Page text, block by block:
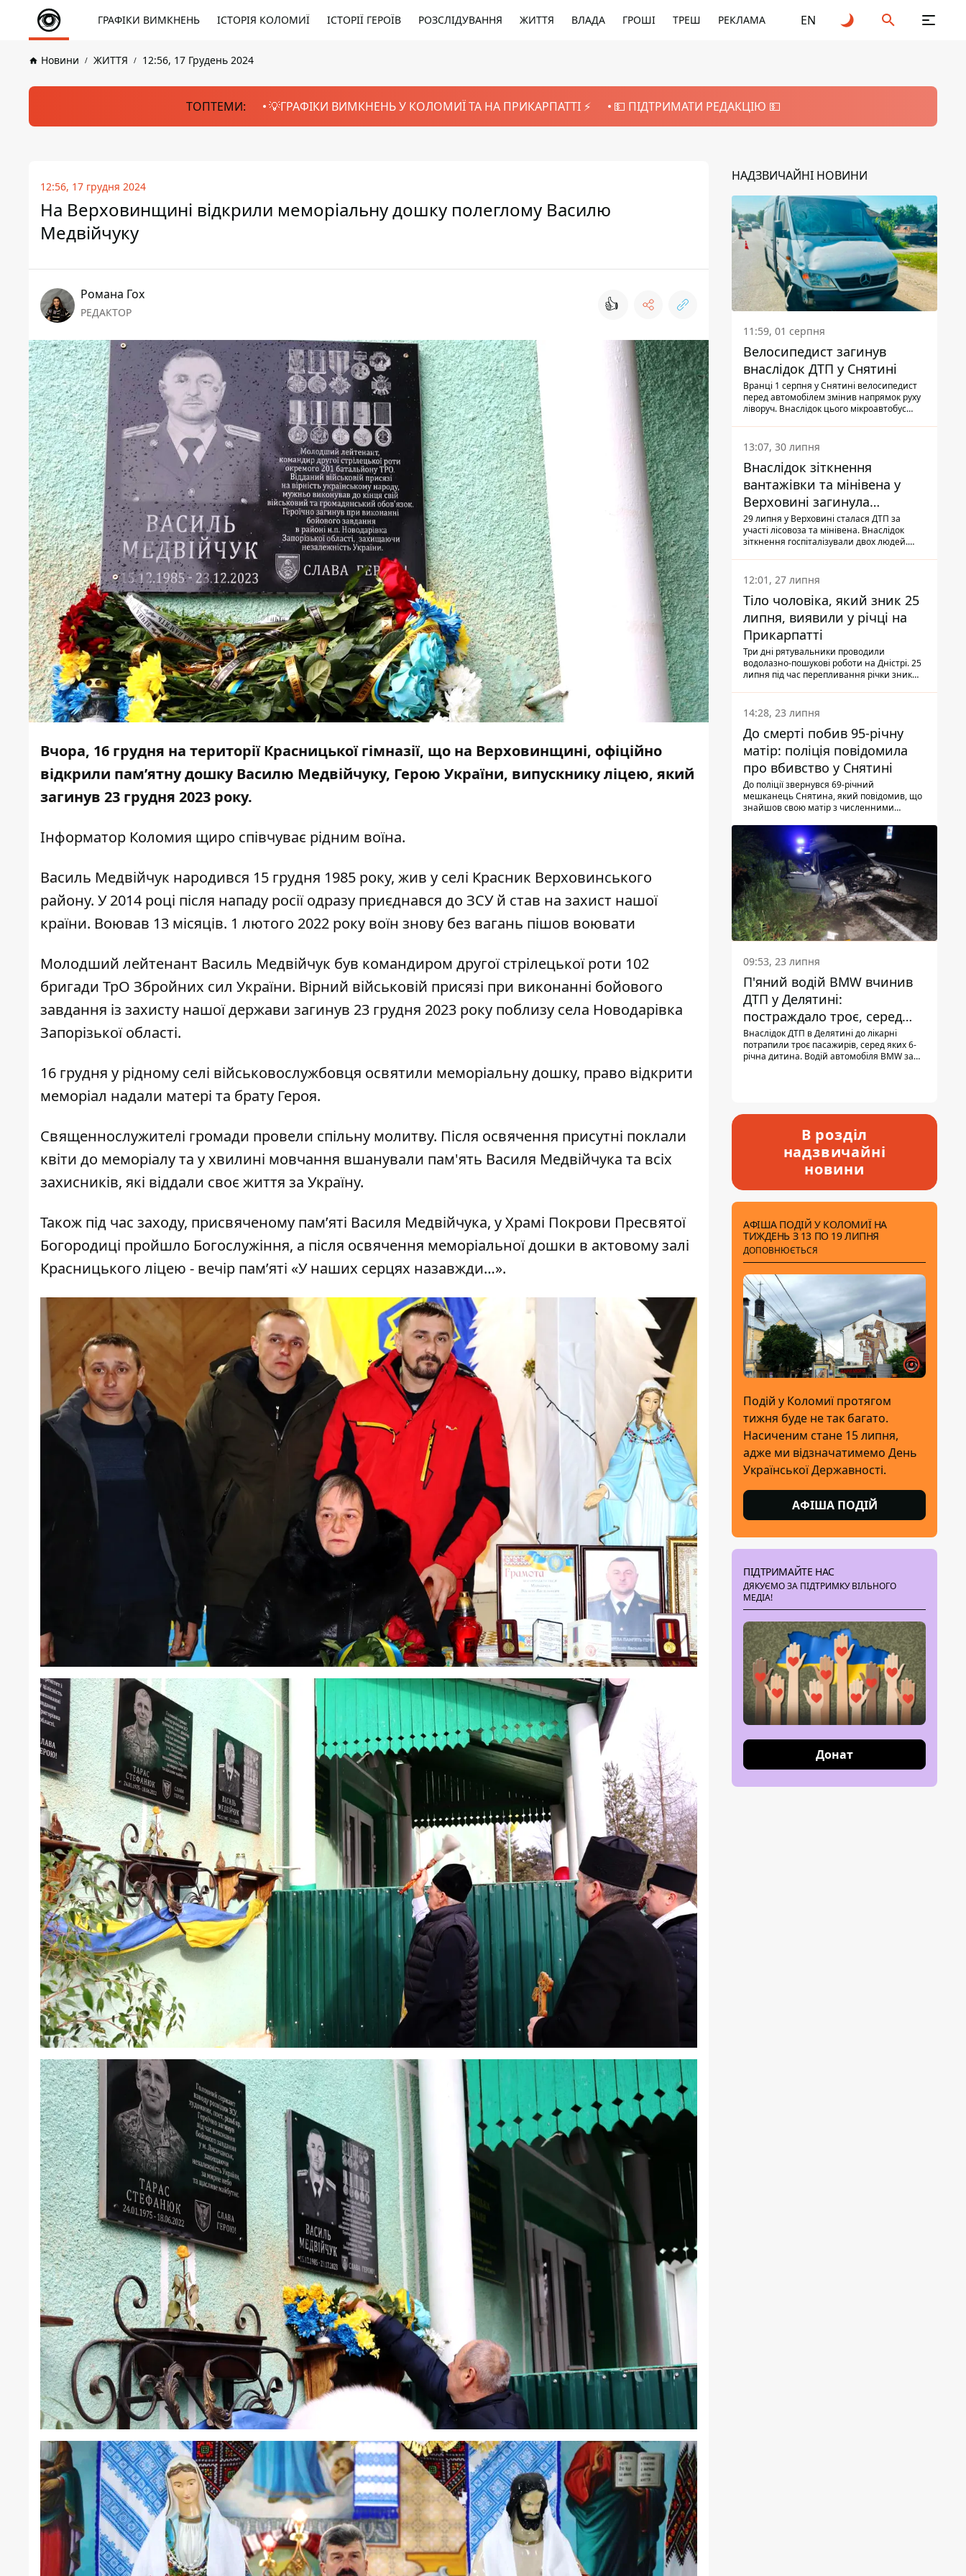
ГРАФІКИ ВИМКНЕНЬ ІСТОРІЯ КОЛОМИЇ ІСТОРІЇ ГЕРОЇВ РОЗСЛІДУВАННЯ ЖИТТЯ ВЛАДА ГРОШІ ТРЕШ РЕКЛАМА EN
Новини ЖИТТЯ 12:56, 17 Грудень 2024
ТОПТЕМИ: 💡ГРАФІКИ ВИМКНЕНЬ У КОЛОМИЇ ТА НА ПРИКАРПАТТІ ⚡️ 💵 ПІДТРИМАТИ РЕДАКЦІЮ 💵
12:56, 17 грудня 2024
На Верховинщині відкрили меморіальну дошку полеглому Василю
Медвійчуку
Романа Гох
РЕДАКТОР 👍
Вчора, 16 грудня на території Красницької гімназії, що на Верховинщині, офіційно
відкрили пам’ятну дошку Василю Медвійчуку, Герою України, випускнику ліцею, який
загинув 23 грудня 2023 року.
Інформатор Коломия щиро співчуває рідним воїна.
Василь Медвійчук народився 15 грудня 1985 року, жив у селі Красник Верховинського
району. У 2014 році після нападу росії одразу приєднався до ЗСУ й став на захист нашої
країни. Воював 13 місяців. 1 лютого 2022 року воїн знову без вагань пішов воювати
Молодший лейтенант Василь Медвійчук був командиром другої стрілецької роти 102
бригади ТрО Збройних сил України. Вірний військовій присязі при виконанні бойового
завдання із захисту нашої держави загинув 23 грудня 2023 року поблизу села Новодарівка
Запорізької області.
16 грудня у рідному селі військовослужбовця освятили меморіальну дошку, право відкрити
меморіал надали матері та брату Героя.
Священнослужителі громади провели спільну молитву. Після освячення присутні поклали
квіти до меморіалу та у хвилині мовчання вшанували пам'ять Василя Медвійчука та всіх
захисників, які віддали своє життя за Україну.
Також під час заходу, присвяченому памʼяті Василя Медвійчука, у Храмі Покрови Пресвятої
Богородиці пройшло Богослужіння, а після освячення меморіальної дошки в актовому залі
Красницького ліцею - вечір памʼяті «У наших серцях назавжди…».
НАДЗВИЧАЙНІ НОВИНИ
11:59, 01 серпня
Велосипедист загинув
внаслідок ДТП у Снятині
Вранці 1 серпня у Снятині велосипедист
перед автомобілем змінив напрямок руху
ліворуч. Внаслідок цього мікроавтобус
13:07, 30 липня
Внаслідок зіткнення
вантажівки та мінівена у
Верховині загинула
пасажирка, водійка - у
лікарні
29 липня у Верховині сталася ДТП за
участі лісовоза та мінівена. Внаслідок
зіткнення госпіталізували двох людей.
Також травми отримала водійка
автомобіля.
12:01, 27 липня
Тіло чоловіка, який зник 25
липня, виявили у річці на
Прикарпатті
Три дні рятувальники проводили
водолазно-пошукові роботи на Дністрі. 25
липня під час перепливання річки зник
виявили тіло.
14:28, 23 липня
До смерті побив 95-річну
матір: поліція повідомила
про вбивство у Снятині
До поліції звернувся 69-річний
мешканець Снятина, який повідомив, що
знайшов свою матір з численними
з'ясували правоохоронці, ці травми жінці
наніс її син.
09:53, 23 липня
П'яний водій BMW вчинив
ДТП у Делятині:
постраждало троє, серед
них - дитина
Внаслідок ДТП в Делятині до лікарні
потрапили троє пасажирів, серед яких 6-
річна дитина. Водій автомобіля BMW за
В розділ
надзвичайні
новини
АФІША ПОДІЙ У КОЛОМИЇ НА
ТИЖДЕНЬ З 13 ПО 19 ЛИПНЯ
ДОПОВНЮЄТЬСЯ
Подій у Коломиї протягом
тижня буде не так багато.
Насиченим стане 15 липня,
адже ми відзначатимемо День
Української Державності.
АФІША ПОДІЙ
ПІДТРИМАЙТЕ НАС
ДЯКУЄМО ЗА ПІДТРИМКУ ВІЛЬНОГО
МЕДІА!
Донат